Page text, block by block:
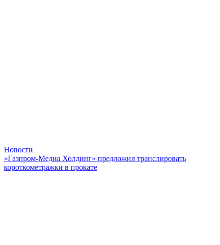
Новости
«Газпром-Медиа Холдинг» предложил транслировать
короткометражки в прокате